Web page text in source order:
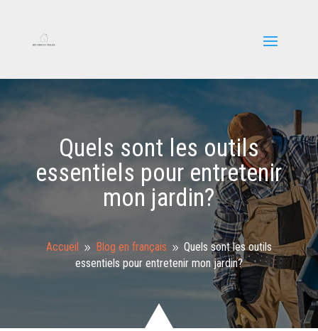
Quels sont les outils
essentiels pour entretenir
mon jardin?
Accueil 9 Blog en français 9 Quels sont les outils
essentiels pour entretenir mon jardin?